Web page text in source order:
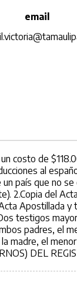
email
costo de
al
país que no
2.Copia del
Apostillada
testigos
padres, el
madre, el
DEL